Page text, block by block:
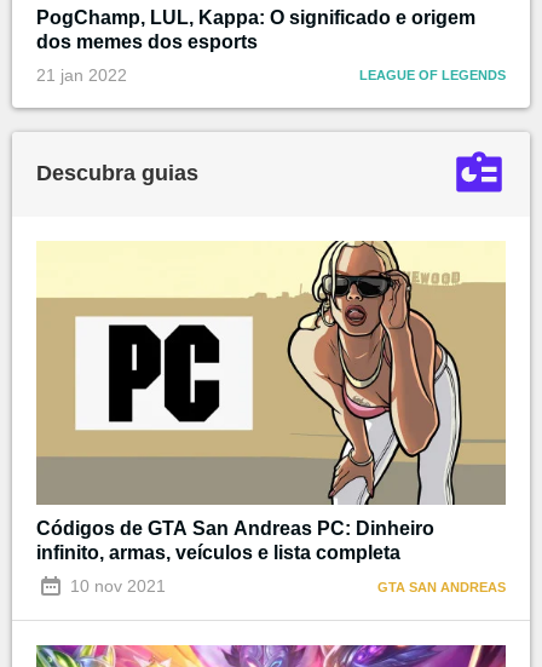
PogChamp, LUL, Kappa: O significado e origem
dos memes dos esports
21 jan 2022 LEAGUE OF LEGENDS
Descubra guias
Códigos de GTA San Andreas PC: Dinheiro
infinito, armas, veículos e lista completa
10 nov 2021 GTA SAN ANDREAS